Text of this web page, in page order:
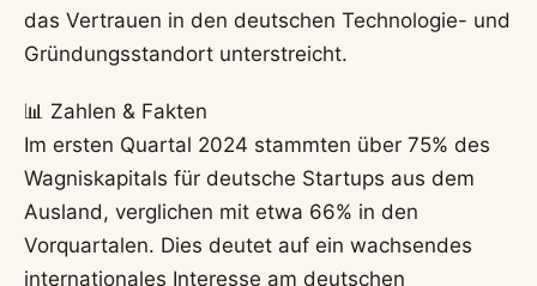
das Vertrauen in den deutschen Technologie- und
Gründungsstandort unterstreicht.
📊 Zahlen & Fakten
Im ersten Quartal 2024 stammten über 75% des
Wagniskapitals für deutsche Startups aus dem
Ausland, verglichen mit etwa 66% in den
Vorquartalen. Dies deutet auf ein wachsendes
internationales Interesse am deutschen